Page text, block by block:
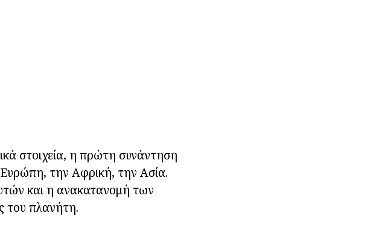
στοιχεία, η πρώτη συνάντηση
την Αφρική, την Ασία.
και η ανακατανομή των
του πλανήτη.